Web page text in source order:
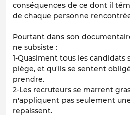
conséquences de ce dont il
de chaque personne
Pourtant dans son
ne subsiste :
1-Quasiment tous les candidats
piège, et qu'ils se sentent
prendre.
2-Les recruteurs se marrent
n'appliquent pas seulement
repaissent.